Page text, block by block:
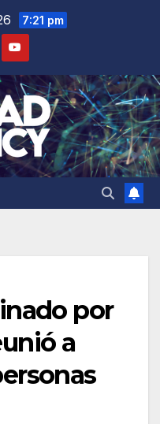
7:21 pm
por
a